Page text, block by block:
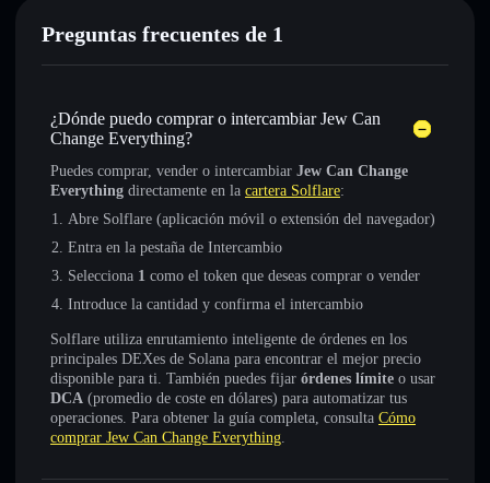
Preguntas frecuentes de 1
¿Dónde puedo comprar o intercambiar Jew Can
Change Everything?
Puedes comprar, vender o intercambiar Jew Can Change
Everything directamente en la cartera Solflare:
Abre Solflare (aplicación móvil o extensión del navegador)
Entra en la pestaña de Intercambio
Selecciona 1 como el token que deseas comprar o vender
Introduce la cantidad y confirma el intercambio
Solflare utiliza enrutamiento inteligente de órdenes en los
principales DEXes de Solana para encontrar el mejor precio
disponible para ti. También puedes fijar órdenes límite o usar
DCA (promedio de coste en dólares) para automatizar tus
operaciones. Para obtener la guía completa, consulta Cómo
comprar Jew Can Change Everything.